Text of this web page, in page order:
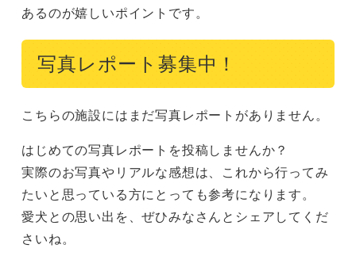
あるのが嬉しいポイントです。
写真レポート募集中！
こちらの施設にはまだ写真レポートがありません。
はじめての写真レポートを投稿しませんか？
実際のお写真やリアルな感想は、これから行ってみ
たいと思っている方にとっても参考になります。
愛犬との思い出を、ぜひみなさんとシェアしてくだ
さいね。